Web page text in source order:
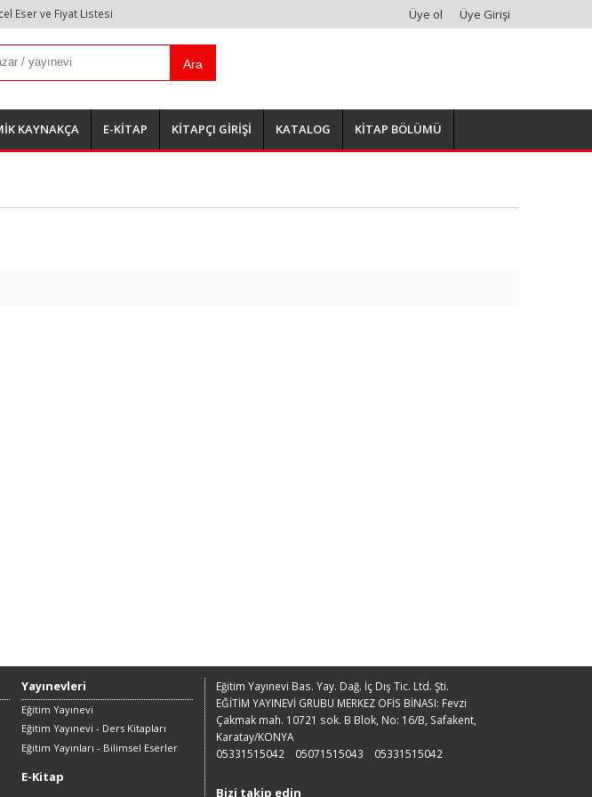
Eser ve Fiyat Listesi Üye ol Üye Girişi
Ara
KAYNAKÇA E-KİTAP KİTAPÇI GİRİŞİ KATALOG KİTAP BÖLÜMÜ
Yayınevleri
Eğitim Yayınevi
Eğitim Yayınevi - Ders Kitapları
Eğitim Yayınları - Bilimsel Eserler
E-Kitap
Eğitim Yayınevi Bas. Yay. Dağ. İç Dış Tic. Ltd. Şti.
EĞİTİM YAYINEVİ GRUBU MERKEZ OFİS BİNASI: Fevzi
Çakmak mah. 10721 sok. B Blok, No: 16/B, Safakent,
Karatay/KONYA
05331515042
05071515043 05331515042
Bizi takip edin